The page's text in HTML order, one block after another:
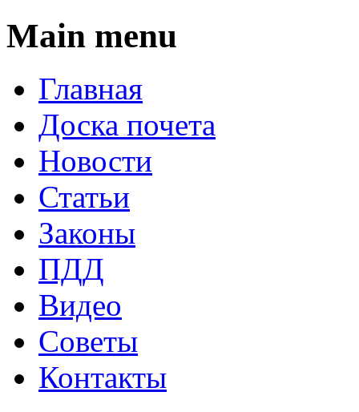
Main menu
Главная
Доска почета
Новости
Статьи
Законы
ПДД
Видео
Советы
Контакты